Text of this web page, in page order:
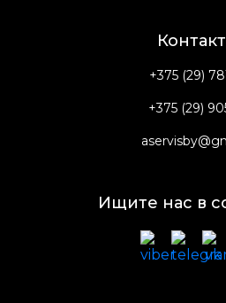
+375 (29)
+375 (29)
Ищите нас в